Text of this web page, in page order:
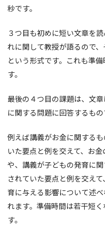
秒です。
３つ目も初めに短い文章を
れに関して教授が語るので
という形式です。これも準
す。
最後の４つ目の課題は、文
に関する問題に回答するもの
例えば講義がお金に関する
いた要点と例を交えて、お
や、講義が子どもの発育に
されていた要点と例を交え
育に与える影響について述
れます。準備時間は若干短
す。